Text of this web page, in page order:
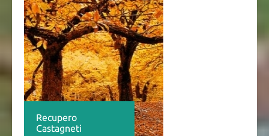
Recupero
Castagneti